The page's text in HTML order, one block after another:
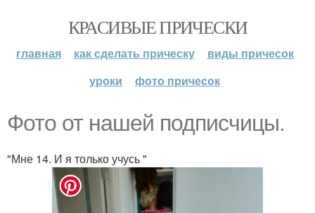
КРАСИВЫЕ ПРИЧЕСКИ
главная как сделать прическу
виды причесок
уроки
фото причесок
Фото от нашей подписчицы.
"Мне 14. И я только учусь "